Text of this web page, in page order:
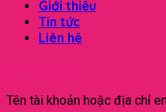
Giới thiệu
Tin tức
Liên hệ
Tên tài khoản hoặc địa chỉ